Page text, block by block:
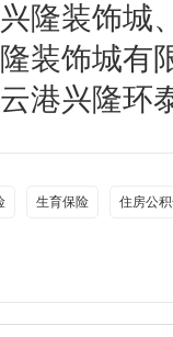
隆装饰城
装饰城有
港兴隆环
生育保险 住房公